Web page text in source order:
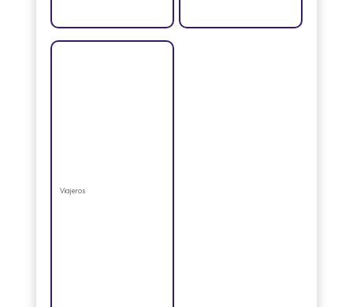
Viajeros